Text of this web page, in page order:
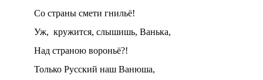
Со страны смети гнильё!
Уж, кружится, слышишь, Ванька,
Над страною вороньё?!
Только Русский наш Ванюша,